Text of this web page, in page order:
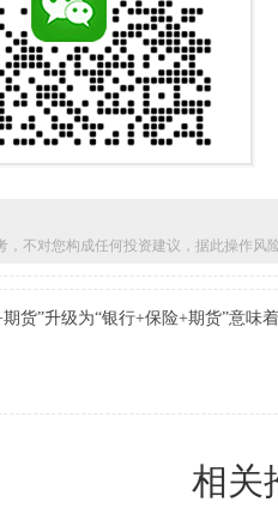
不对您构成任何投资建议，据此操作
货”升级为“银行+保险+期货”意味
相关